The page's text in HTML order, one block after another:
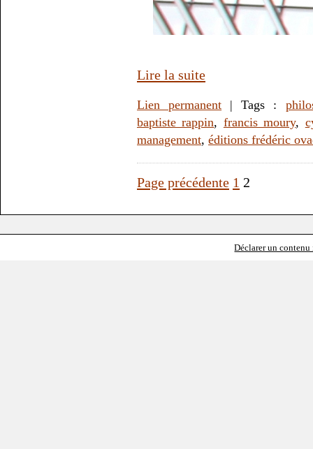
Lire la suite
Lien permanent | Tags :
baptiste rappin, francis moury,
management, éditions frédéric
Page précédente 1 2
Déclarer un